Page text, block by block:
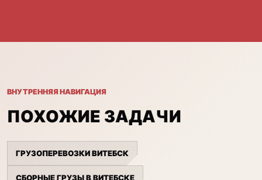
ВНУТРЕННЯЯ НАВИГАЦИЯ
ПОХОЖИЕ ЗАДАЧИ
ГРУЗОПЕРЕВОЗКИ ВИТЕБСК
СБОРНЫЕ ГРУЗЫ В ВИТЕБСКЕ